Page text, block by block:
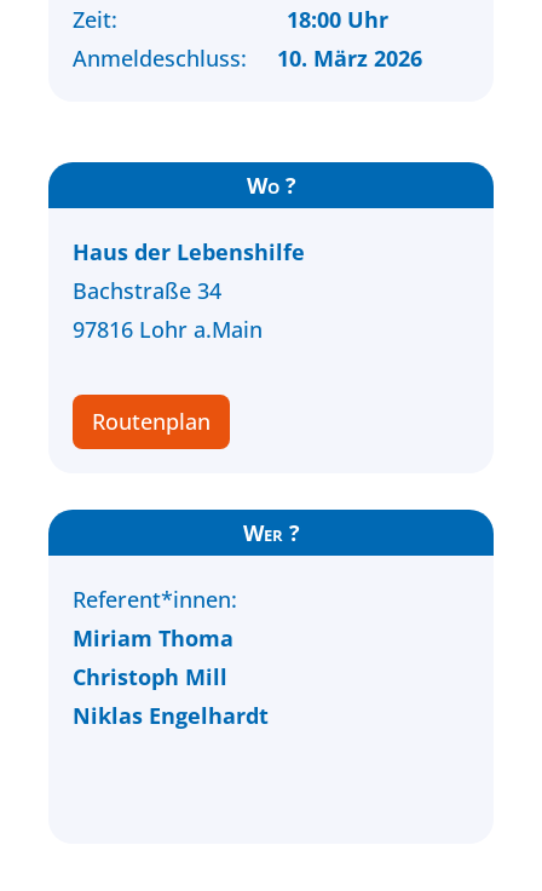
Zeit: 18:00 Uhr
Anmeldeschluss:
10. März 2026
Wo ?
Haus der Lebenshilfe
Bachstraße 34
97816 Lohr a.Main
Routenplan
Wer ?
Referent*innen:
Miriam Thoma
Christoph Mill
Niklas Engelhardt